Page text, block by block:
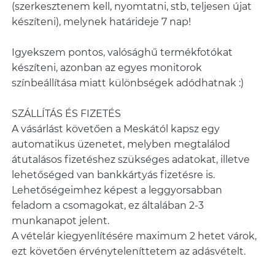
(szerkesztenem kell, nyomtatni, stb, teljesen újat
készíteni), melynek határideje 7 nap!
Igyekszem pontos, valósághű termékfotókat
készíteni, azonban az egyes monitorok
színbeállítása miatt különbségek adódhatnak :)
SZÁLLÍTÁS ÉS FIZETÉS
A vásárlást követően a Meskától kapsz egy
automatikus üzenetet, melyben megtalálod
átutalásos fizetéshez szükséges adatokat, illetve
lehetőséged van bankkártyás fizetésre is.
Lehetőségeimhez képest a leggyorsabban
feladom a csomagokat, ez általában 2-3
munkanapot jelent.
A vételár kiegyenlítésére maximum 2 hetet várok,
ezt követően érvényteleníttetem az adásvételt.